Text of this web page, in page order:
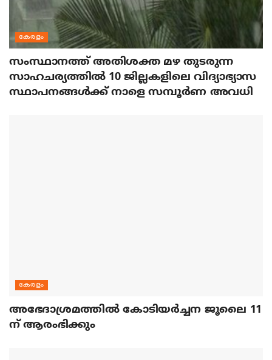
കേരളം
സംസ്ഥാനത്ത് അതിശക്ത മഴ തുടരുന്ന
സാഹചര്യത്തിൽ 10 ജില്ലകളിലെ വിദ്യാഭ്യാസ
സ്ഥാപനങ്ങൾക്ക് നാളെ സമ്പൂർണ അവധി
കേരളം
അഭേദാശ്രമത്തില്‍ കോടിയര്‍ച്ചന ജൂലൈ 11
ന് ആരംഭിക്കും